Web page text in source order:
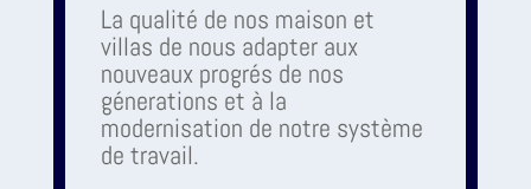
La qualité de nos maison et
villas de nous adapter aux
nouveaux progrés de nos
génerations et à la
modernisation de notre système
de travail.